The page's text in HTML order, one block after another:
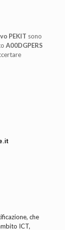
PEKIT sono
A00DGPERS
che
ICT,